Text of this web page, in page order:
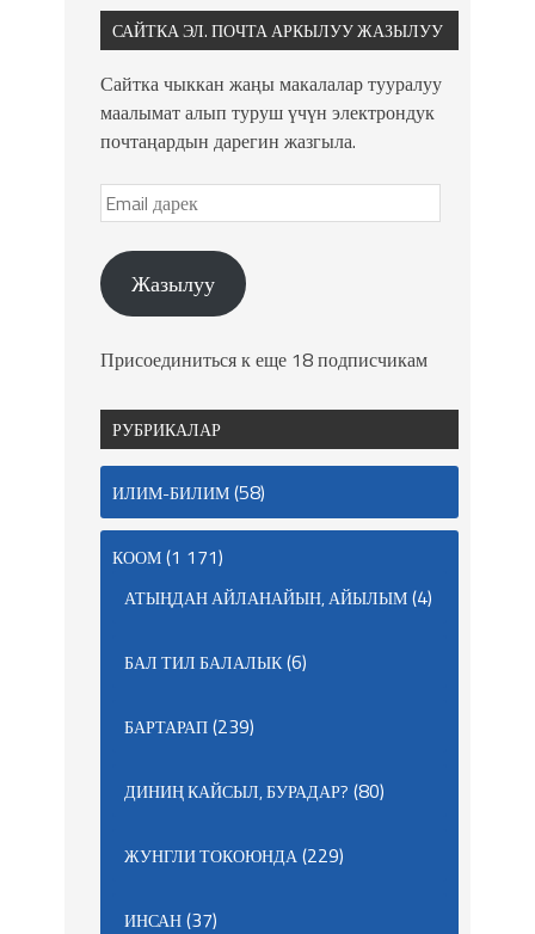
САЙТКА ЭЛ. ПОЧТА АРКЫЛУУ ЖАЗЫЛУУ
Сайтка чыккан жаңы макалалар тууралуу
маалымат алып туруш үчүн электрондук
почтаңардын дарегин жазгыла.
Жазылуу
Присоединиться к еще 18 подписчикам
РУБРИКАЛАР
ИЛИМ-БИЛИМ(58)
КООМ(1 171)
АТЫҢДАН АЙЛАНАЙЫН, АЙЫЛЫМ(4)
БАЛ ТИЛ БАЛАЛЫК(6)
БАРТАРАП(239)
ДИНИҢ КАЙСЫЛ, БУРАДАР? (80)
ЖУНГЛИ ТОКОЮНДА(229)
ИНСАН(37)